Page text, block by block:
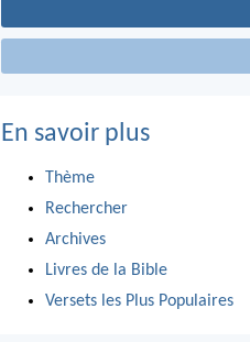
En savoir plus
Thème
Rechercher
Archives
Livres de la Bible
Versets les Plus Populaires